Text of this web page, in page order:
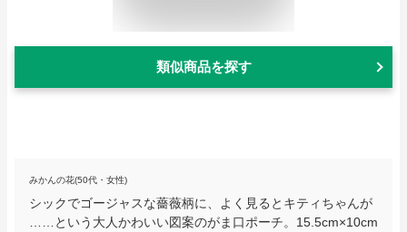
類似商品を探す
みかんの花(50代・女性)
シックでゴージャスな薔薇柄に、よく見るとキティちゃんが
……という大人かわいい図案のがま口ポーチ。15.5cm×10cm